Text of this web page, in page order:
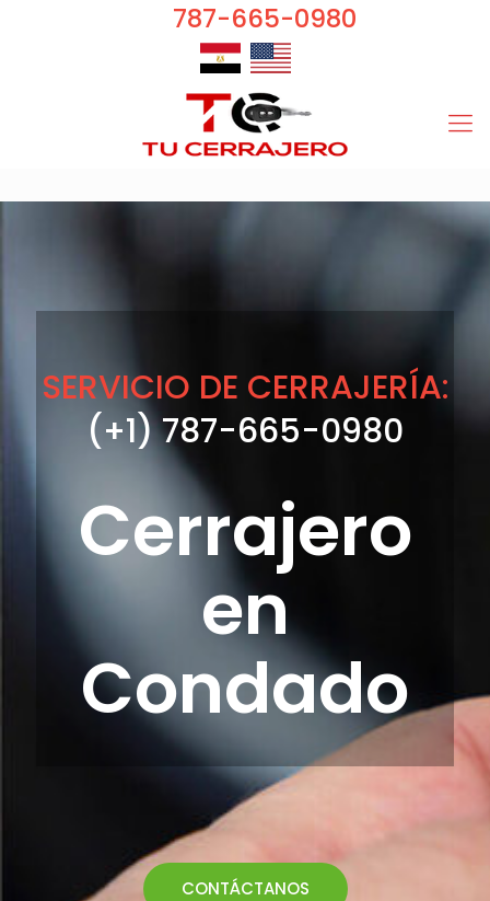
787-665-0980
SERVICIO DE CERRAJERÍA:
(+1) 787-665-0980
Cerrajero
en
Condado
CONTÁCTANOS